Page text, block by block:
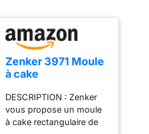
Zenker 3971 Moule
à cake
cm, moule pain de
mie, moule à
gâteau, moule
DESCRIPTION : Zenker
vous propose un moule
à cake rectangulaire de